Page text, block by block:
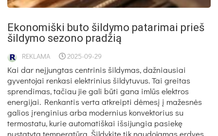
Ekonomiški buto šildymo patarimai prieš
šildymo sezono pradžią
REKLAMA 2025-09-29
Kai dar neįjungtas centrinis šildymas, dažniausiai
gyventojai renkasi elektrinius šildytuvus. Tai greitas
sprendimas, tačiau jie gali būti gana imlūs elektros
energijai. Renkantis verta atkreipti dėmesį į mažesnės
galios įrenginius arba modernius konvektorius su
termostatu, kurie automatiškai išsijungia pasiekę
nustatytą temperatūrą. Šildykite tik naudojamas erdves